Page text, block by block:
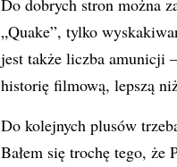
Do dobrych stron można
„Quake”, tylko
jest także liczba amunicji
historię filmową, lepszą
Do kolejnych plusów
Bałem się trochę tego, że